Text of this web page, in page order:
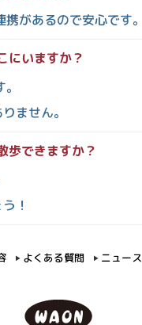
があるので安心です。
にいますか？
ません。
歩できますか？
！
よくある質問 ニュース